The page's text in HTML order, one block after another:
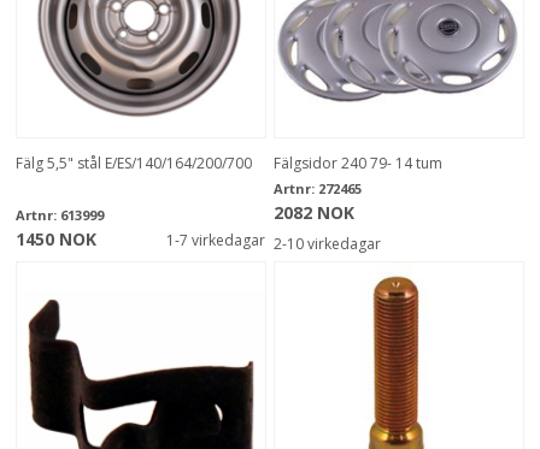
Fälg 5,5" stål E/ES/140/164/200/700
Artnr: 613999
1450 NOK 1-7 virkedagar
Fälgsidor 240 79- 14 tum
Artnr: 272465
2082 NOK
2-10 virkedagar